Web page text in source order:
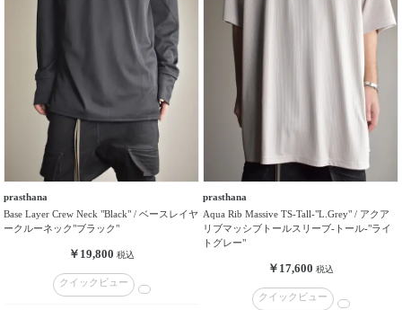
prasthana
Base Layer Crew Neck "Black" / ベースレイヤ
ークルーネック"ブラック"
￥19,800 税込
クイックビュー
prasthana
Aqua Rib Massive TS-Tall-"L.Grey" / アクア
リブマッシブトールスリーブ-トール-"ライ
トグレー"
￥17,600 税込
クイックビュー